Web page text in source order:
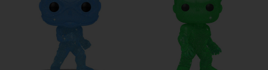
FIGURINE POP AD ICONS
FIGURINE POP ROYALS FAMILY
FIGURINE POP RETRO TOYS